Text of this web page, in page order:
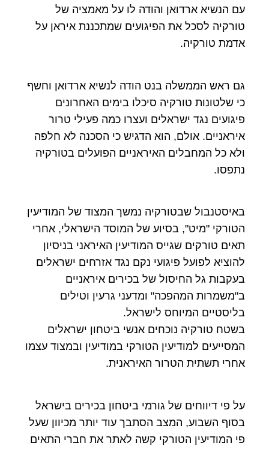
עם הנשיא ארדואן והודה לו על מאמציה של
טורקיה לסכל את הפיגועים שמתכננת איראן על
אדמת טורקיה.
גם ראש הממשלה בנט הודה לנשיא ארדואן וחשף
כי שלטונות טורקיה סיכלו בימים האחרונים
פיגועים נגד ישראלים ועצרו כמה פעילי טרור
איראניים. אולם, הוא הדגיש כי הסכנה לא חלפה
ולא כל המחבלים האיראניים הפועלים בטורקיה
נתפסו.
באיסטנבול שבטורקיה נמשך המצוד של המודיעין
הטורקי "מיט", בסיוע של המוסד הישראלי, אחרי
תאים טורקים שגייס המודיעין האיראני בניסיון
להוציא לפועל פיגועי נקם נגד אזרחים ישראלים
בעקבות גל החיסול של בכירים איראניים
ב"משמרות המהפכה" ומדעני גרעין וטילים
בליסטיים המיוחס לישראל.
בשטח טורקיה נוכחים אנשי ביטחון ישראלים
המסייעים למודיעין הטורקי במודיעין ובמצוד עצמו
אחרי תשתית הטרור האיראנית.
על פי דיווחים של גורמי ביטחון בכירים בישראל
בסוף השבוע, המצב הסתבך עוד יותר מכיוון שעל
פי המודיעין הטורקי קשה לאתר את חברי התאים